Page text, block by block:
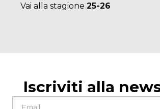
Vai alla stagione 25-26
Iscriviti alla